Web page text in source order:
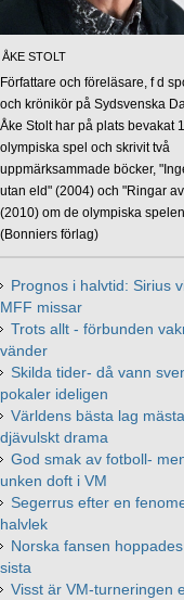
ÅKE STOLT
Författare och föreläsare, f d
och krönikör på Sydsvenska
Åke Stolt har på plats bevakat
olympiska spel och skrivit två
uppmärksammade böcker,
utan eld" (2004) och "Ringar
(2010) om de olympiska
(Bonniers förlag)
Prognos i halvtid: Sirius
MFF missar
Trots allt - förbunden
vänder
Skilda tider- då vann
pokaler ideligen
Världens bästa lag
djävulskt drama
God smak av fotboll-
unken doft i VM
Segerrus efter en
halvlek
Norska fansen
sista
Visst är VM-turneringen